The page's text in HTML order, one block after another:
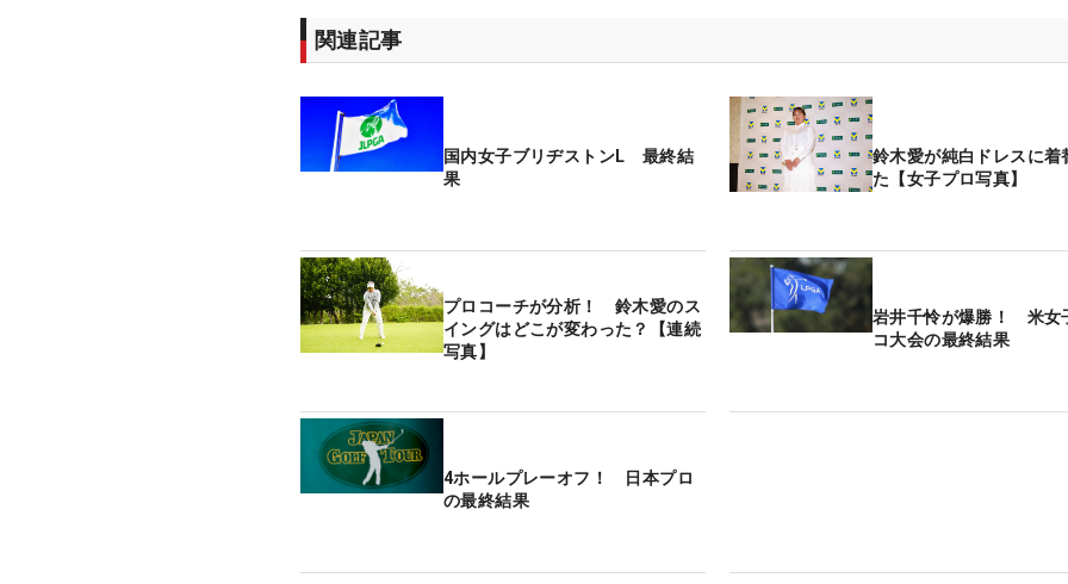
関連記事
国内女子ブリヂストンL 最終結
果
鈴木愛が純白ドレスに着
た【女子プロ写真】
プロコーチが分析！ 鈴木愛のス
イングはどこが変わった？【連続
写真】
岩井千怜が爆勝！ 米女
コ大会の最終結果
4ホールプレーオフ！ 日本プロ
の最終結果